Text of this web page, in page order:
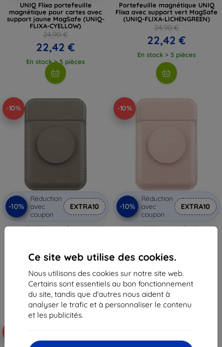
Ce site web utilise des cookies.
Nous utilisons des cookies sur notre site web.
Certains sont essentiels au bon fonctionnement
du site, tandis que d'autres nous aident à
analyser le trafic et à personnaliser le contenu
et les publicités.
UNIQ Flixa portefeuille
magnétique pour cartes avec
support jaune MagSafe (UNIQ-
FLIXA-CYELLOW)
24,90 €
22,42 €
En stock > 5 pièces
Portefeuille magnétique UNIQ
Flixa avec support vert MagSafe
(UNIQ-FLIXA-LICHENGREEN)
24,90 €
22,42 €
En stock > 5 pièces
-10%
-10%
Réduction
avec
coupon
EXTRA10
Portefeuille magnétique UNIQ
22,42 €
En stock > 5 pièces
-10%
-10%
Réduction
avec
coupon
EXTRA10
UNIQ Flixa portefeuille
24,90 €
22,42 €
En stock > 5 pièces